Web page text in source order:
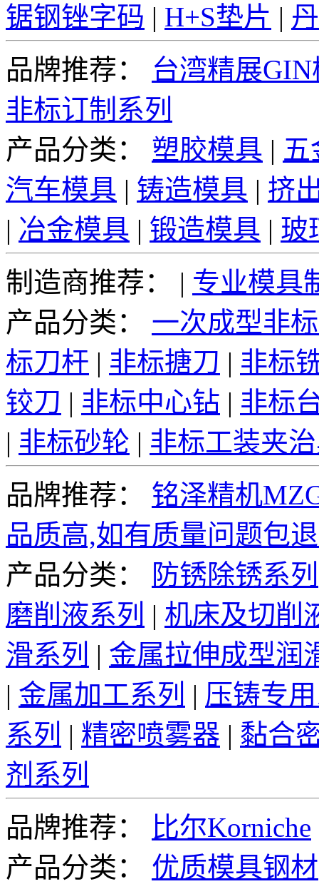
锯钢锉字码 | H+S垫片 |
品牌推荐：
台湾精展
非标订制系列
产品分类：
塑胶模具 | 五
汽车模具 | 铸造模具 | 挤
| 冶金模具 | 锻造模具 | 玻
制造商推荐：
| 专业模具
产品分类：
一次成型非
标刀杆 | 非标搪刀 | 非标
铰刀 | 非标中心钻 | 非标
| 非标砂轮 | 非标工装夹
品牌推荐：
铭泽精机
品质高,如有质量问题包
产品分类：
防锈除锈系列
磨削液系列 | 机床及切削
滑系列 | 金属拉伸成型润
| 金属加工系列 | 压铸专
系列 | 精密喷雾器 | 黏合
剂系列
品牌推荐：
比尔Korniche
产品分类：
优质模具钢材